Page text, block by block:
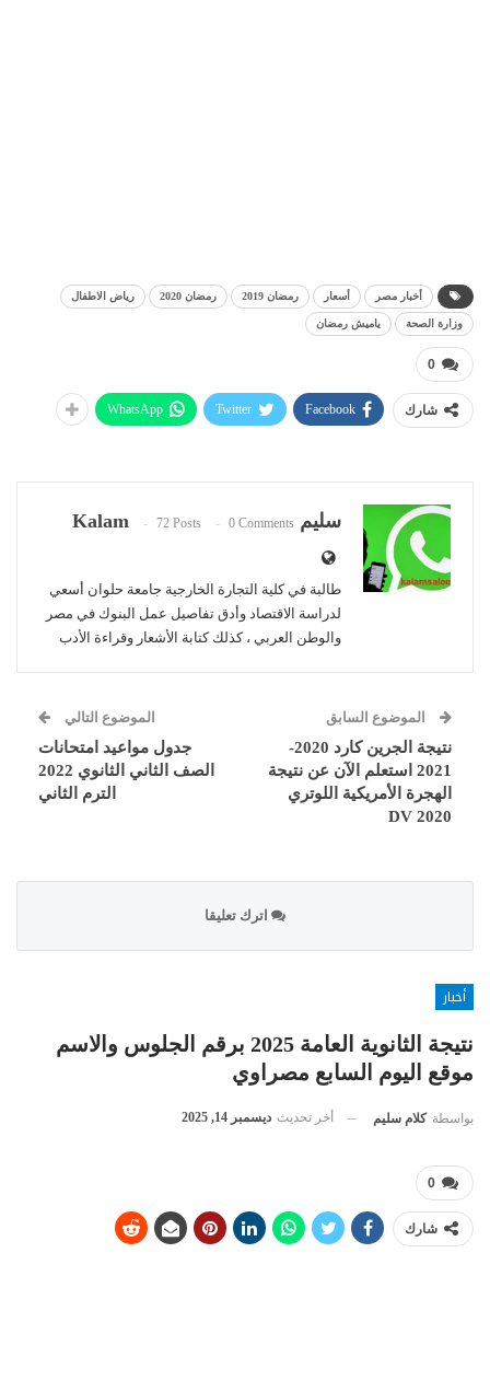
أخبار مصر أسعار رمضان 2019 رمضان 2020 رياض الاطفال
وزارة الصحة ياميش رمضان
0
شارك Facebook
Twitter
WhatsApp
سليم Kalam 72 Posts 0 Comments
طالبة في كلية التجارة الخارجية جامعة حلوان أسعي
لدراسة الاقتصاد وأدق تفاصيل عمل البنوك في مصر
والوطن العربي ، كذلك كتابة الأشعار وقراءة الأدب
الموضوع السابق
نتيجة الجرين كارد 2020-
2021 استعلم الآن عن نتيجة
الهجرة الأمريكية اللوتري
DV 2020
الموضوع التالي
جدول مواعيد امتحانات
الصف الثاني الثانوي 2022
الترم الثاني
اترك تعليقا
أخبار
نتيجة الثانوية العامة 2025 برقم الجلوس والاسم
موقع اليوم السابع مصراوي
بواسطة كلام سليم أخر تحديث ديسمبر 14, 2025
0
شارك